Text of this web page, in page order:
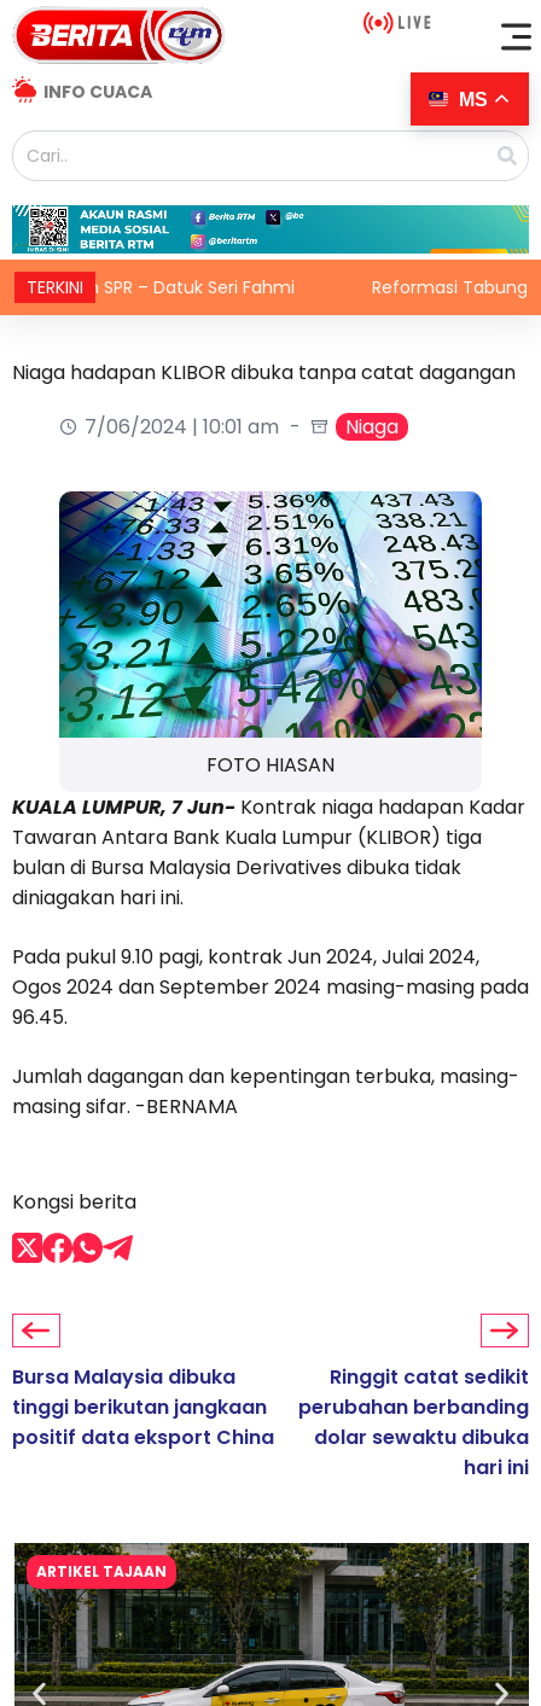
INFO CUACA
TERKINI
SPR – Datuk Seri Fahmi Reformasi Tabung Haji
Niaga hadapan KLIBOR dibuka tanpa catat dagangan
7/06/2024 | 10:01 am
Niaga
FOTO HIASAN
KUALA LUMPUR, 7 Jun- Kontrak niaga hadapan Kadar
Tawaran Antara Bank Kuala Lumpur (KLIBOR) tiga
bulan di Bursa Malaysia Derivatives dibuka tidak
diniagakan hari ini.
Pada pukul 9.10 pagi, kontrak Jun 2024, Julai 2024,
Ogos 2024 dan September 2024 masing-masing pada
96.45.
Jumlah dagangan dan kepentingan terbuka, masing-
masing sifar. -BERNAMA
Kongsi berita
Bursa Malaysia dibuka
tinggi berikutan jangkaan
positif data eksport China
Ringgit catat sedikit
perubahan berbanding
dolar sewaktu dibuka
hari ini
ARTIKEL TAJAAN
MS